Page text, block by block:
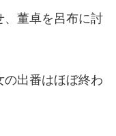
、董卓を呂布に討
出番はほぼ終わ